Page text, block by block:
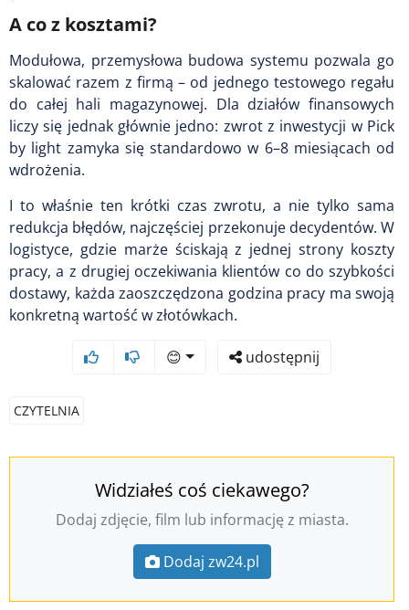
A co z kosztami?
Modułowa, przemysłowa budowa systemu pozwala go
skalować razem z firmą – od jednego testowego regału
do całej hali magazynowej. Dla działów finansowych
liczy się jednak głównie jedno: zwrot z inwestycji w Pick
by light zamyka się standardowo w 6–8 miesiącach od
wdrożenia.
I to właśnie ten krótki czas zwrotu, a nie tylko sama
redukcja błędów, najczęściej przekonuje decydentów. W
logistyce, gdzie marże ściskają z jednej strony koszty
pracy, a z drugiej oczekiwania klientów co do szybkości
dostawy, każda zaoszczędzona godzina pracy ma swoją
konkretną wartość w złotówkach.
😊 udostępnij
CZYTELNIA
Widziałeś coś ciekawego?
Dodaj zdjęcie, film lub informację z miasta.
Dodaj zw24.pl